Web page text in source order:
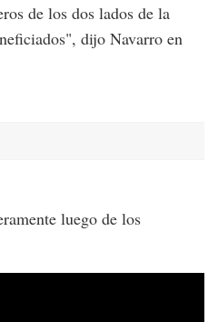
de los dos lados de la
dijo Navarro en
luego de los